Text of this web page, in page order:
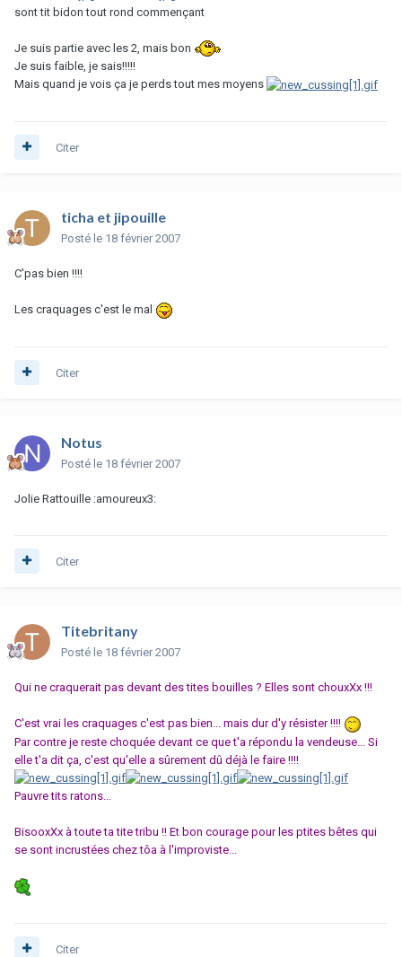
sont tit bidon tout rond commençant
Je suis partie avec les 2, mais bon
Je suis faible, je sais!!!!!
Mais quand je vois ça je perds tout mes moyens
Citer
ticha et jipouille
Posté le 18 février 2007
C'pas bien !!!!
Les craquages c'est le mal
Citer
Notus
Posté le 18 février 2007
Jolie Rattouille :amoureux3:
Citer
Titebritany
Posté le 18 février 2007
Qui ne craquerait pas devant des tites bouilles ? Elles sont chouxXx !!!
C'est vrai les craquages c'est pas bien... mais dur d'y résister !!!!
Par contre je reste choquée devant ce que t'a répondu la vendeuse... Si
elle t'a dit ça, c'est qu'elle a sûrement dû déjà le faire !!!!
Pauvre tits ratons...
BisooxXx à toute ta tite tribu !! Et bon courage pour les ptites bêtes qui
se sont incrustées chez tôa à l'improviste...
Citer